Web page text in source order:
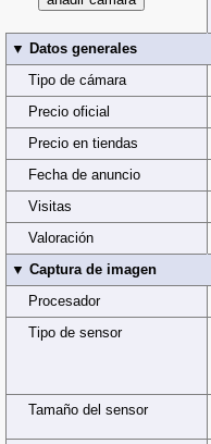
▼ Datos generales
Tipo de cámara
Precio oficial
Precio en tiendas
Fecha de anuncio
Visitas
Valoración
▼ Captura de imagen
Procesador
Tipo de sensor
Tamaño del sensor